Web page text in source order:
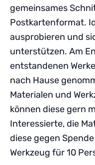
gemeinsames
Postkartenformat.
ausprobieren und
unterstützen. Am
entstandenen
nach Hause
Materialen und
können diese gern
Interessierte, die
diese gegen
Werkzeug für 10